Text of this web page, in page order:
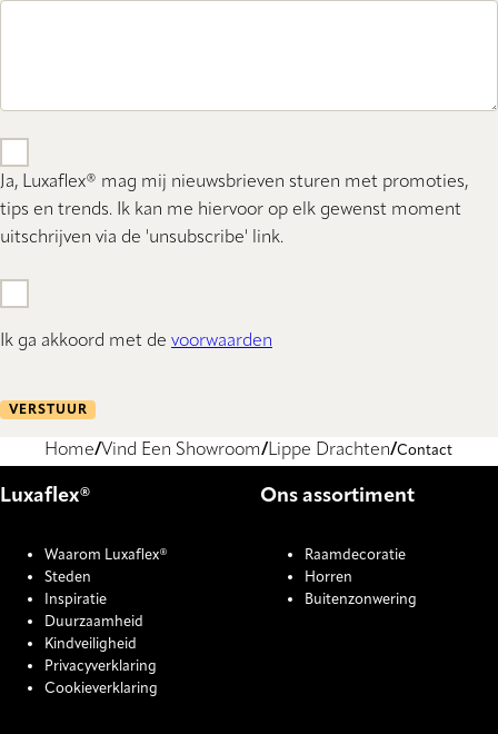
Ja, Luxaflex® mag mij nieuwsbrieven sturen met promoties,
tips en trends. Ik kan me hiervoor op elk gewenst moment
uitschrijven via de 'unsubscribe' link.
Ik ga akkoord met de voorwaarden
VERSTUUR
Home Vind Een Showroom Lippe Drachten Contact
Luxaflex®
Waarom Luxaflex®
Steden
Inspiratie
Duurzaamheid
Kindveiligheid
Privacyverklaring
Cookieverklaring
Ons assortiment
Raamdecoratie
Horren
Buitenzonwering